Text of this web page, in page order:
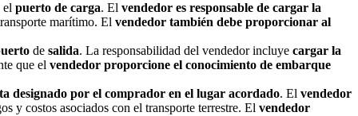
el puerto de carga. El vendedor es responsable de cargar la
marítimo. El vendedor también debe proporcionar al
de salida. La responsabilidad del vendedor incluye cargar la
que el vendedor proporcione el conocimiento de embarque
designado por el comprador en el lugar acordado. El vendedor
y costos asociados con el transporte terrestre. El vendedor